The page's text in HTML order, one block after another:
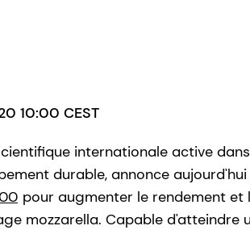
10:00 CEST
internationale active
durable, annonce
pour augmenter le rendement
mozzarella. Capable d'atteindre